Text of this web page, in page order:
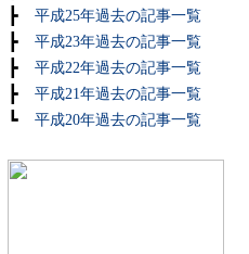
┣ 平成25年過去の記事一覧
┣ 平成23年過去の記事一覧
┣ 平成22年過去の記事一覧
┣ 平成21年過去の記事一覧
┗ 平成20年過去の記事一覧